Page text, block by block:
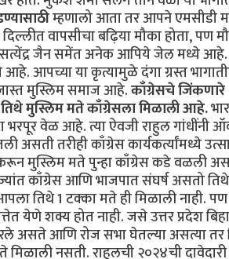
म्हणालो आता तर आपने एमसीडी
दिल्लीत वापसीचा बढ़िया मौका होता,
सत्येंद्र जैन समेंत अनेक आपिये जेल मध्ये आहे.
आपच्या या कृत्यामुळे दंगा ग्रस्त
मुस्लिम समाज आहे.काँग्रेसचे जिंकणारे
तिथे मुस्लिम मते काँग्रेसला मिळाली आहे.
वेळ आहे. त्या ऐवजी राहुल गांधींनी
असती तरीही काँग्रेस कार्यकर्त्यांमध्ये
मुस्लिम मते पुन्हा काँग्रेस कडे वळली
काँग्रेस आणि भाजपात संघर्ष असतो
तिथे 1 टक्का मते ही मिळाली नाही. पण
येणे शक्य होत नाही. जसे उत्तर प्रदेश
असते आणि रोज सभा घेतल्या असत्या तर
नसती. राहुलची २०२४ची